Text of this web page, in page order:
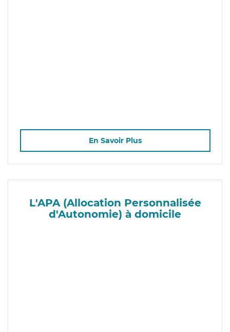
En Savoir Plus
L'APA (Allocation Personnalisée
d'Autonomie) à domicile